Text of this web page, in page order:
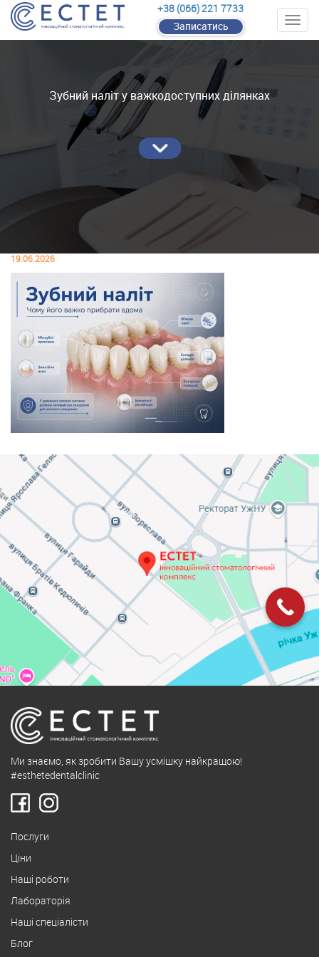
+38 (066) 221 7733
Записатись
Зубний наліт у важкодоступних ділянках
19.06.2026
Ми знаємо, як зробити Вашу усмішку найкращою!
#esthetedentalclinic
Послуги
Ціни
Наші роботи
Лабораторія
Наші спеціалісти
Блог